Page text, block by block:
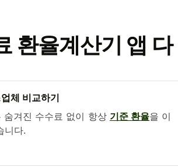
환율계산기 앱 다
체 비교하기
숨겨진 수수료 없이 항상 기준 환율을 이
니다.